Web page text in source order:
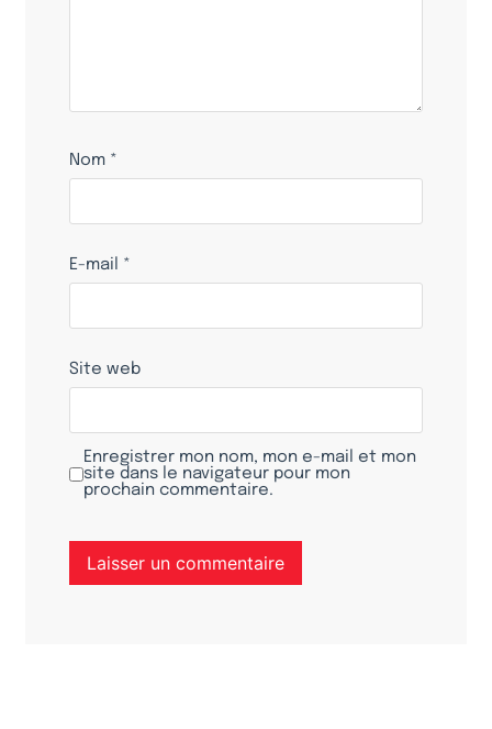
Nom *
E-mail *
Site web
Enregistrer mon nom, mon e-mail et mon
site dans le navigateur pour mon
prochain commentaire.